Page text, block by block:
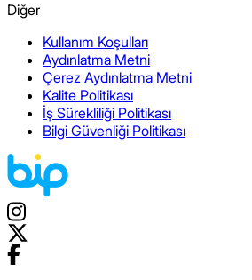
Diğer
Kullanım Koşulları
Aydınlatma Metni
Çerez Aydınlatma Metni
Kalite Politikası
İş Sürekliliği Politikası
Bilgi Güvenliği Politikası